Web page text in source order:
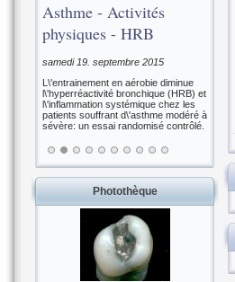
Asthme - Activités
physiques - HRB
samedi 19. septembre 2015
L\'entrainement en aérobie diminue
l\'hyperréactivité bronchique (HRB) et
l\'inflammation systémique chez les
patients souffrant d\'asthme modéré à
sévère: un essai randomisé contrôlé.
Photothèque